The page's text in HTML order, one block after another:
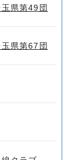
県第49団
県第67団